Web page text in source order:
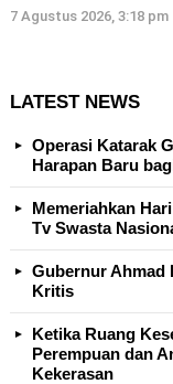
7 Agustus 2026, 3:18 pm
LATEST NEWS
Operasi Katarak
Harapan Baru
Memeriahkan
Tv Swasta
Gubernur Ahmad
Kritis
Ketika Ruang
Perempuan dan
Kekerasan